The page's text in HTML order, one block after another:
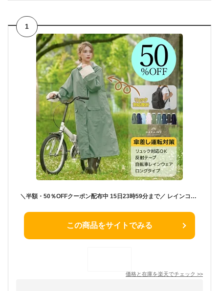
1
＼半額・50％OFFクーポン配布中 15日23時59分まで／ レインコート ハレニー HARAINY 自転車 リュック ロングレインコート 自転車用レインコート 雨具 バイク 軽量 雨具 自転車用カッパ 通学 リュック対応 防水撥水加工 シュシュポッシュ 新生活
この商品をサイトでみる
価格と在庫を楽天でチェック >>